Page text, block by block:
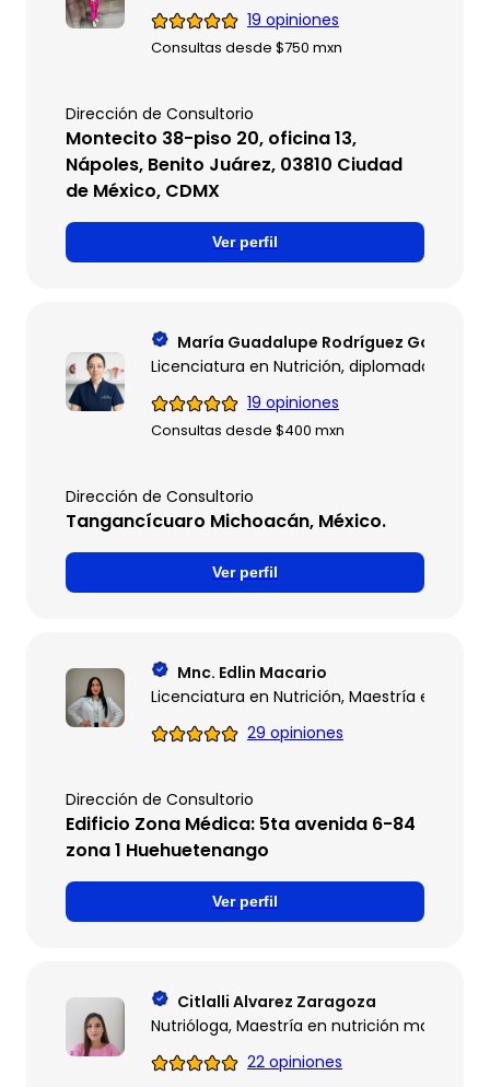
19 opiniones
Consultas desde $750 mxn
Dirección de Consultorio
Montecito 38-piso 20, oficina 13,
Nápoles, Benito Juárez, 03810 Ciudad
de México, CDMX
Ver perfil
María Guadalupe Rodríguez González
Licenciatura en Nutrición, diplomada en
19 opiniones
Consultas desde $400 mxn
Dirección de Consultorio
Tangancícuaro Michoacán, México.
Ver perfil
Mnc. Edlin Macario
Licenciatura en Nutrición, Maestría en
29 opiniones
Dirección de Consultorio
Edificio Zona Médica: 5ta avenida 6-84
zona 1 Huehuetenango
Ver perfil
Citlalli Alvarez Zaragoza
Nutrióloga, Maestría en nutrición materno-
22 opiniones